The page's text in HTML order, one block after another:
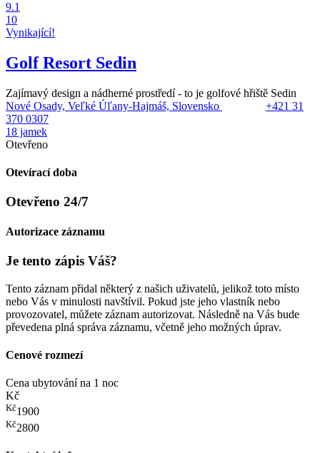
9.1
10
Vynikající!
Golf Resort Sedin
Zajímavý design a nádherné prostředí - to je golfové hřiště Sedin
Nové Osady, Veľké Úľany-Hajmáš, Slovensko
+421 31
370 0307
18 jamek
Otevřeno
Otevírací doba
Otevřeno 24/7
Autorizace záznamu
Je tento zápis Váš?
Tento záznam přidal některý z našich uživatelů, jelikož toto místo
nebo Vás v minulosti navštívil. Pokud jste jeho vlastník nebo
provozovatel, můžete záznam autorizovat. Následně na Vás bude
převedena plná správa záznamu, včetně jeho možných úprav.
Cenové rozmezí
Cena ubytování na 1 noc
Kč
Kč1900
Kč2800